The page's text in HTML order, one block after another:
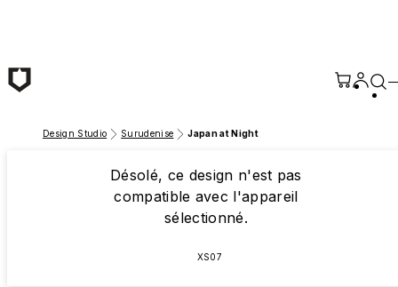
Design Studio Surudenise Japan at Night
Désolé, ce design n'est pas
compatible avec l'appareil
sélectionné.
XS07